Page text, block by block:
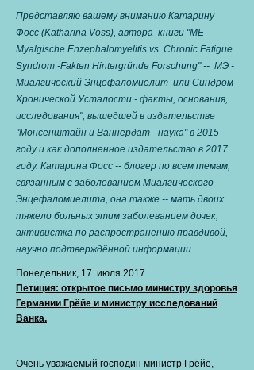
Представляю вашему вниманию Катарину
Фосс (Katharina Voss), автора книги "ME -
Myalgische Enzephalomyelitis vs. Chronic Fatigue
Syndrom -Fakten Hintergründe Forschung" -- МЭ -
Миалгический Энцефаломиелит или Синдром
Хронической Усталости - факты, основания,
исследования", вышедшей в издательстве
"Монсенштайн и Ваннердат - наука" в 2015
году и как дополненное издательство в 2017
году. Катарина Фосс -- блогер по всем темам,
связанным с заболеванием Миалгического
Энцефаломиелита, она также -- мать двоих
тяжело больных этим заболеванием дочек,
активистка по распространению правдивой,
научно подтверждённой информации.
Понедельник, 17. июля 2017
Петиция: открытое письмо министру здоровья
Германии Грёйе и министру исследований
Ванка.
Очень уважаемый господин министр Грёйе,